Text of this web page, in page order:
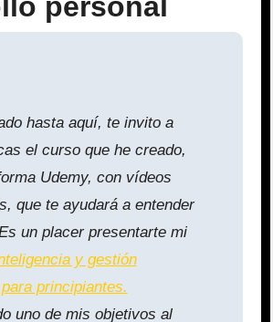
personal
hasta aquí, te invito a
el curso que he creado,
Udemy, con vídeos
que te ayudará a entender
un placer presentarte mi
y gestión
principiantes.
uno de mis objetivos al